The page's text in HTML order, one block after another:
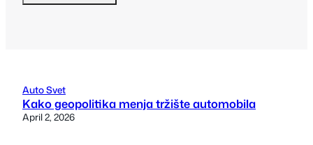
Auto Svet
Kako geopolitika menja tržište automobila
April 2, 2026